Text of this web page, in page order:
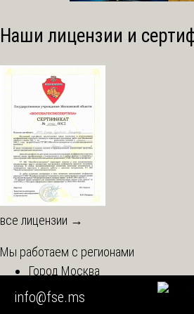
Наши лицензии и
все лицензии →
Мы работаем с регионами
Город Москва
Московская область
Центральный округ
info@fse.ms